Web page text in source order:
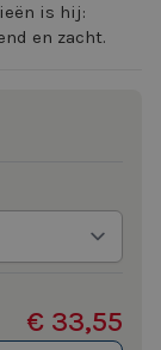
is hij:
en zacht.
€ 33,55